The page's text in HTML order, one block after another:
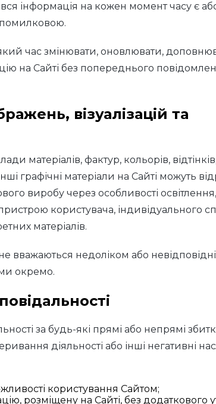
інформація на кожен момент часу є
час змінювати, оновлювати,
на Сайті без попереднього
візуалізацій та
матеріалів, фактур, кольорів,
графічні матеріали на Сайті можуть
виробу через особливості
користувача, індивідуального
матеріалів.
не вважаються недоліком або
окремо.
за будь-які прямі або непрямі
діяльності або інші негативні
користування Сайтом;
розміщену на Сайті, без додаткового